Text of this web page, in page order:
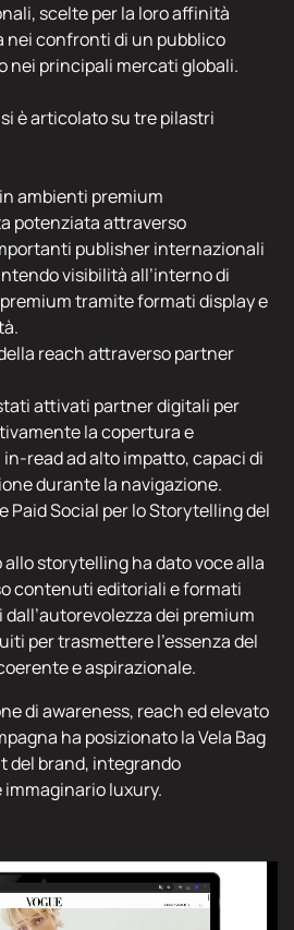
scelte per la loro affinità
nei confronti di un pubblico
nei principali mercati globali.
è articolato su tre pilastri
ambienti premium
potenziata attraverso
publisher internazionali
visibilità all’interno di
tramite formati display e
reach attraverso partner
attivati partner digitali per
la copertura e
read ad alto impatto, capaci di
durante la navigazione.
Paid Social per lo Storytelling del
storytelling ha dato voce alla
contenuti editoriali e formati
dei premium
per trasmettere l’essenza del
e aspirazionale.
di awareness, reach ed elevato
ha posizionato la Vela Bag
del brand, integrando
luxury.